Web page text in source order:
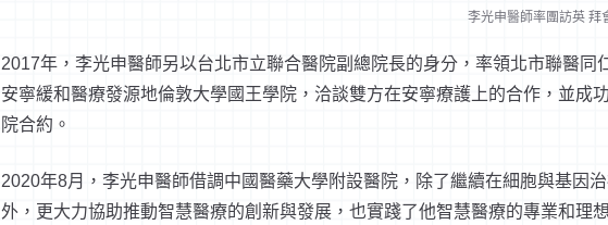
李光申醫師率團訪英 拜
2017年，李光申醫師另以台北市立聯合醫院副總院長的身分，率領北市聯醫同
安寧緩和醫療發源地倫敦大學國王學院，洽談雙方在安寧療護上的合作，並成
院合約。
2020年8月，李光申醫師借調中國醫藥大學附設醫院，除了繼續在細胞與基因
外，更大力協助推動智慧醫療的創新與發展，也實踐了他智慧醫療的專業和理